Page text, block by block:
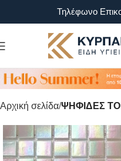
Τηλέφωνο
Αρχική σελίδα ΨΗΦΙΔΕΣ